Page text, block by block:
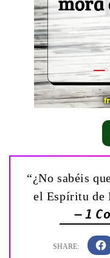
“¿No sabéis
el Espíritu de
— 1